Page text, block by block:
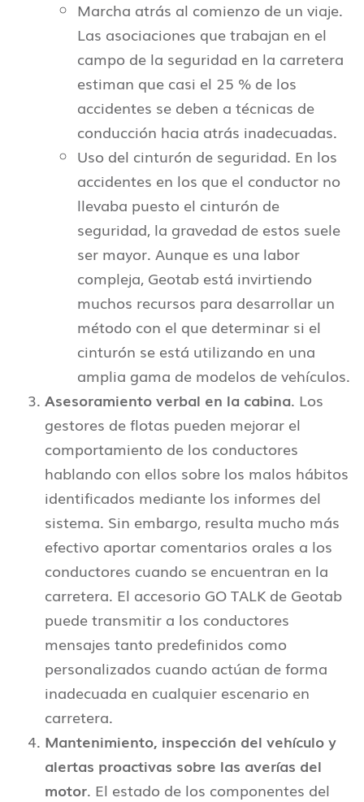
Marcha atrás al comienzo de un viaje.
Las asociaciones que trabajan en el
campo de la seguridad en la carretera
estiman que casi el 25 % de los
accidentes se deben a técnicas de
conducción hacia atrás inadecuadas.
Uso del cinturón de seguridad. En los
accidentes en los que el conductor no
llevaba puesto el cinturón de
seguridad, la gravedad de estos suele
ser mayor. Aunque es una labor
compleja, Geotab está invirtiendo
muchos recursos para desarrollar un
método con el que determinar si el
cinturón se está utilizando en una
amplia gama de modelos de vehículos.
Asesoramiento verbal en la cabina. Los
gestores de flotas pueden mejorar el
comportamiento de los conductores
hablando con ellos sobre los malos hábitos
identificados mediante los informes del
sistema. Sin embargo, resulta mucho más
efectivo aportar comentarios orales a los
conductores cuando se encuentran en la
carretera. El accesorio GO TALK de Geotab
puede transmitir a los conductores
mensajes tanto predefinidos como
personalizados cuando actúan de forma
inadecuada en cualquier escenario en
carretera.
Mantenimiento, inspección del vehículo y
alertas proactivas sobre las averías del
motor. El estado de los componentes del